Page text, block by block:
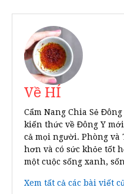
Về HÍ
Cẩm Nang Chia Sẻ
kiến thức về Đông Y
cả mọi người. Phòng và
hơn và có sức khỏe tốt
một cuộc sống xanh,
Xem tất cả các bài viết